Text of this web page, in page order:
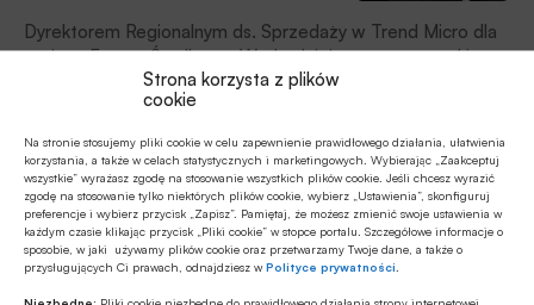
Strona korzysta z plików
cookie
Na stronie stosujemy pliki cookie w celu zapewnienie prawidłowego działania, ułatwienia
korzystania, a także w celach statystycznych i marketingowych. Wybierając „Zaakceptuj
wszystkie” wyrażasz zgodę na stosowanie wszystkich plików cookie. Jeśli chcesz wyrazić
zgodę na stosowanie tylko niektórych plików cookie, wybierz „Ustawienia”, skonfiguruj
preferencje i wybierz przycisk „Zapisz”. Pamiętaj, że możesz zmienić swoje ustawienia w
każdym czasie klikając przycisk „Pliki cookie” w stopce portalu. Szczegółowe informacje o
sposobie, w jaki używamy plików cookie oraz przetwarzamy Twoje dane, a także o
przysługujących Ci prawach, odnajdziesz wPolityce prywatności
Niezbędne: Pliki cookie niezbędne do prawidłowego działania strony internetowej,
Dyrektorem Regionalnym ds. Sprzedaży w Trend Micro dla
regionu Europy Środkowo-Wschodniej, wraz z początkiem
stycznia br., został Paweł Malak. Zastąpił na tym stanowisku
Michała Jarskiego, który zarządzał firmą od kwietnia 2015 r.
Artykuły
27.09.2016 10:41
Udoskonalone rozwiązanie Trend Micro chroni
dane i bezcenne pliki
Najnowsza wersja rozwiązania Trend Micro Security została